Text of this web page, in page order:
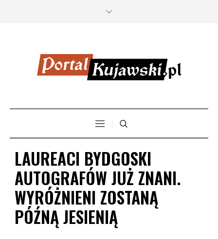
LAUREACI BYDGOSKI
AUTOGRAFÓW JUŻ ZNANI.
WYRÓŻNIENI ZOSTANĄ
PÓŹNĄ JESIENIĄ